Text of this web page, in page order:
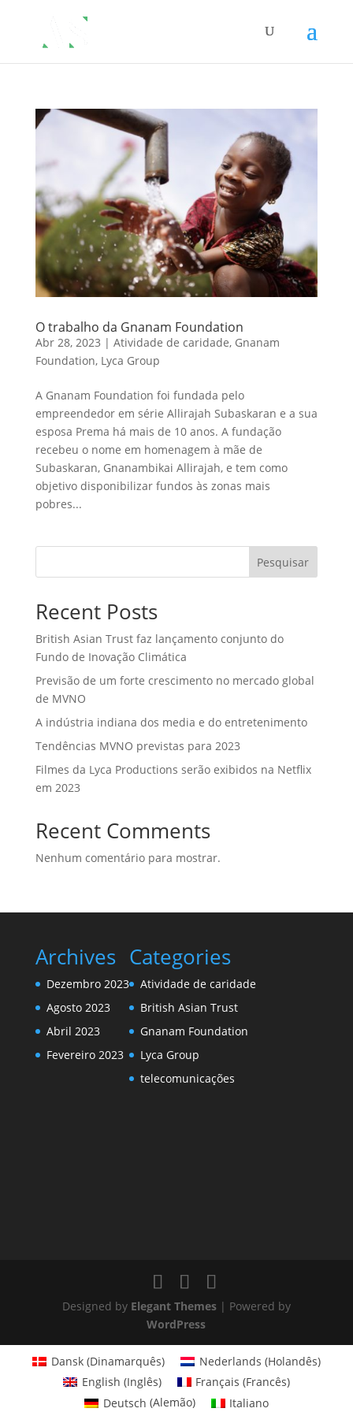
O trabalho da Gnanam Foundation
Abr 28, 2023 | Atividade de caridade, Gnanam
Foundation, Lyca Group
A Gnanam Foundation foi fundada pelo
empreendedor em série Allirajah Subaskaran e a sua
esposa Prema há mais de 10 anos. A fundação
recebeu o nome em homenagem à mãe de
Subaskaran, Gnanambikai Allirajah, e tem como
objetivo disponibilizar fundos às zonas mais
pobres...
Pesquisar
Recent Posts
British Asian Trust faz lançamento conjunto do
Fundo de Inovação Climática
Previsão de um forte crescimento no mercado global
de MVNO
A indústria indiana dos media e do entretenimento
Tendências MVNO previstas para 2023
Filmes da Lyca Productions serão exibidos na Netflix
em 2023
Recent Comments
Nenhum comentário para mostrar.
Archives
Dezembro 2023
Agosto 2023
Abril 2023
Fevereiro 2023
Categories
Atividade de caridade
British Asian Trust
Gnanam Foundation
Lyca Group
telecomunicações
Designed by Elegant Themes| Powered by
WordPress
Dansk (Dinamarquês) Nederlands (Holandês)
English (Inglês) Français (Francês)
Deutsch (Alemão) Italiano